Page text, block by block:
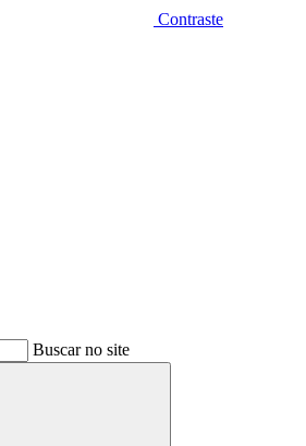
Contraste
Buscar no site